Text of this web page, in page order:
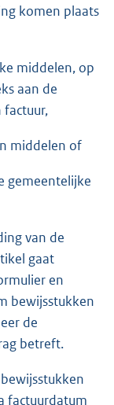
komen plaats
middelen, op
aan de
factuur,
middelen of
gemeentelijke
van de
gaat
en
bewijsstukken
de
betreft.
factuurdatum